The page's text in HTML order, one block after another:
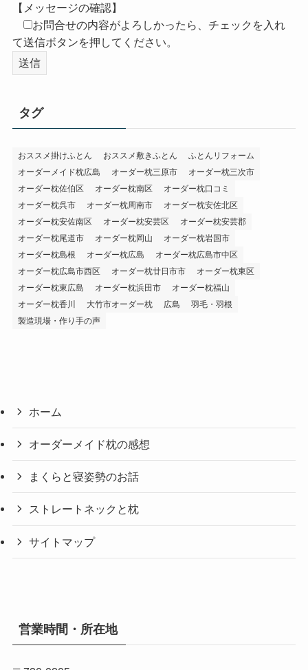
【メッセージの確認】
お問合せの内容がよろしかったら、チェックを入れ
て送信ボタンを押してください。
タグ
おススメ掛けふとん おススメ敷きふとん
ふとんリフォーム
オーダーメイド枕広島
オーダー枕三原市
オーダー枕三次市
オーダー枕佐伯区
オーダー枕南区
オーダー枕口コミ
オーダー枕呉市
オーダー枕周南市
オーダー枕安佐北区
オーダー枕安佐南区
オーダー枕安芸区
オーダー枕安芸郡
オーダー枕尾道市
オーダー枕岡山
オーダー枕岩国市
オーダー枕島根
オーダー枕広島
オーダー枕広島市中区
オーダー枕広島市西区
オーダー枕廿日市市
オーダー枕東区
オーダー枕東広島
オーダー枕浜田市
オーダー枕福山
オーダー枕香川
大竹市オーダー枕 広島
羽毛・羽根
製造現場・作り手の声
ホーム
オーダーメイド枕の感想
まくらと寝姿勢のお話
ストレートネックと枕
サイトマップ
営業時間・所在地